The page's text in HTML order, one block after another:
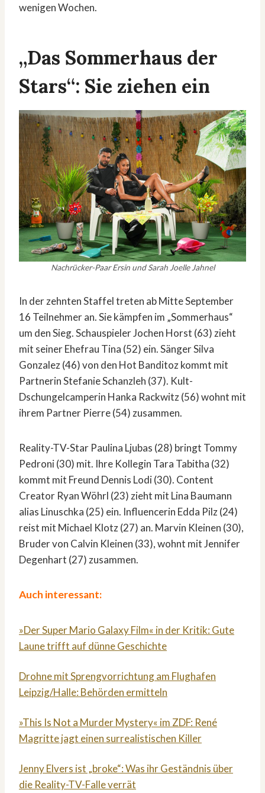
wenigen Wochen.
„Das Sommerhaus der
Stars“: Sie ziehen ein
Nachrücker-Paar Ersin und Sarah Joelle Jahnel
In der zehnten Staffel treten ab Mitte September
16 Teilnehmer an. Sie kämpfen im „Sommerhaus“
um den Sieg. Schauspieler Jochen Horst (63) zieht
mit seiner Ehefrau Tina (52) ein. Sänger Silva
Gonzalez (46) von den Hot Banditoz kommt mit
Partnerin Stefanie Schanzleh (37). Kult-
Dschungelcamperin Hanka Rackwitz (56) wohnt mit
ihrem Partner Pierre (54) zusammen.
Reality-TV-Star Paulina Ljubas (28) bringt Tommy
Pedroni (30) mit. Ihre Kollegin Tara Tabitha (32)
kommt mit Freund Dennis Lodi (30). Content
Creator Ryan Wöhrl (23) zieht mit Lina Baumann
alias Linuschka (25) ein. Influencerin Edda Pilz (24)
reist mit Michael Klotz (27) an. Marvin Kleinen (30),
Bruder von Calvin Kleinen (33), wohnt mit Jennifer
Degenhart (27) zusammen.
Auch interessant:
»Der Super Mario Galaxy Film« in der Kritik: Gute
Laune trifft auf dünne Geschichte
Drohne mit Sprengvorrichtung am Flughafen
Leipzig/Halle: Behörden ermitteln
»This Is Not a Murder Mystery« im ZDF: René
Magritte jagt einen surrealistischen Killer
Jenny Elvers ist „broke“: Was ihr Geständnis über
die Reality-TV-Falle verrät